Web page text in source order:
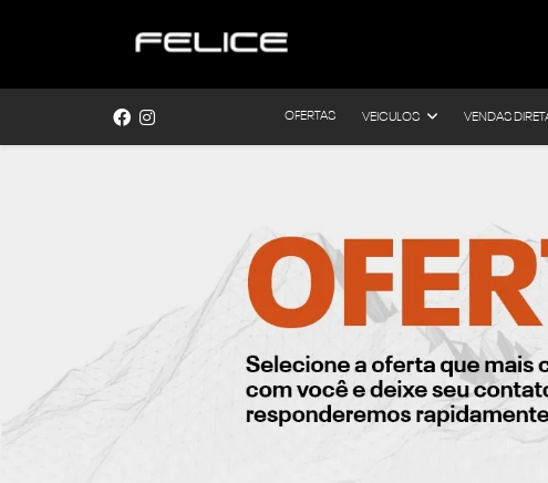
OFERTAS VEICULOS VENDAS